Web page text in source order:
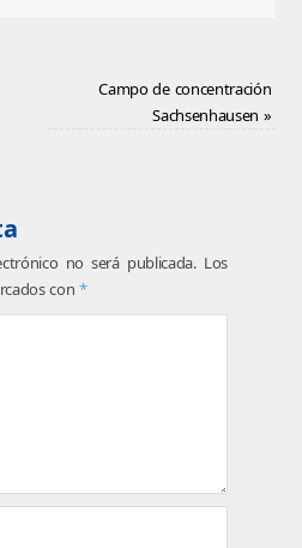
Campo de concentración
Sachsenhausen »
no será publicada. Los
con*